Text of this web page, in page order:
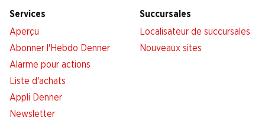
Services
Aperçu
Abonner l'Hebdo Denner
Alarme pour actions
Liste d'achats
Appli Denner
Newsletter
Succursales
Localisateur de succursales
Nouveaux sites